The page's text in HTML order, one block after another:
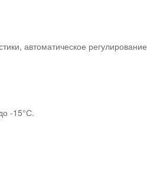
автоматическое
-15°С.